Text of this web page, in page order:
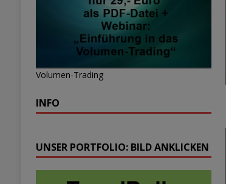
Volumen-Trading
INFO
UNSER PORTFOLIO: BILD ANKLICKEN